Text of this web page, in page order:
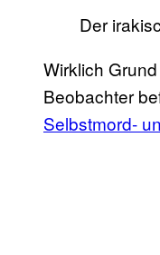
Der
Wirklich
Beobachter
Selbstmord-